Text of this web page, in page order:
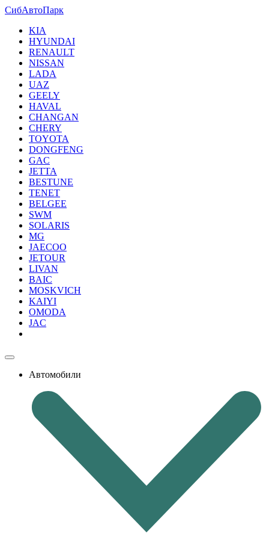
СибАвтоПарк
KIA
HYUNDAI
RENAULT
NISSAN
LADA
UAZ
GEELY
HAVAL
CHANGAN
CHERY
TOYOTA
DONGFENG
GAC
JETTA
BESTUNE
TENET
BELGEE
SWM
SOLARIS
MG
JAECOO
JETOUR
LIVAN
BAIC
MOSKVICH
KAIYI
OMODA
JAC
Автомобили